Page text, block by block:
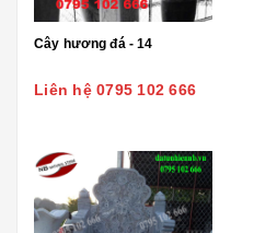
Cây hương đá - 14
Liên hệ 0795 102 666